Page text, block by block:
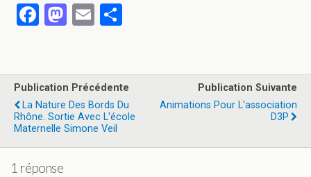
F
b
o
o
k
M
o
d
o
n
E
g
er
Publication Précédente
La Nature Des Bords Du
Rhône. Sortie Avec L'école
Maternelle Simone Veil
Publication Suivante
Animations Pour L'association
D3P
1 réponse